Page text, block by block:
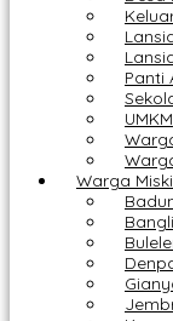
Panti
UMKM
Warga
Bangli